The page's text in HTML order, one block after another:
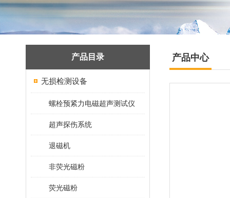
产品目录
无损检测设备
螺栓预紧力电磁超声测试仪
超声探伤系统
退磁机
非荧光磁粉
荧光磁粉
产品中心